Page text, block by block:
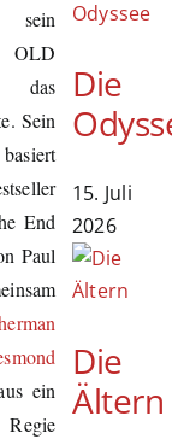
sein
OLD
das
Sein
End
Paul
ein
Die
15. Juli
2026
Die
Ältern